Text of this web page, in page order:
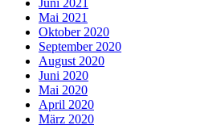
Juni 2021
Mai 2021
Oktober 2020
September 2020
August 2020
Juni 2020
Mai 2020
April 2020
März 2020